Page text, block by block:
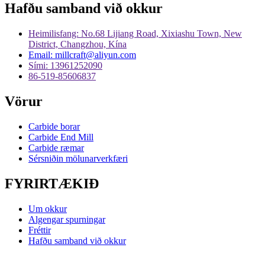
Hafðu samband við okkur
Heimilisfang: No.68 Lijiang Road, Xixiashu Town, New
District, Changzhou, Kína
Email: millcraft@aliyun.com
Sími: 13961252090
86-519-85606837
Vörur
Carbide borar
Carbide End Mill
Carbide ræmar
Sérsniðin mölunarverkfæri
FYRIRTÆKIÐ
Um okkur
Algengar spurningar
Fréttir
Hafðu samband við okkur